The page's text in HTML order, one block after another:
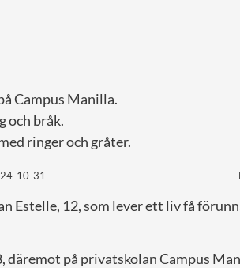
Campus Manilla.
och bråk.
ringer och gråter.
10-31
Estelle, 12, som lever ett liv få
däremot på privatskolan Campus